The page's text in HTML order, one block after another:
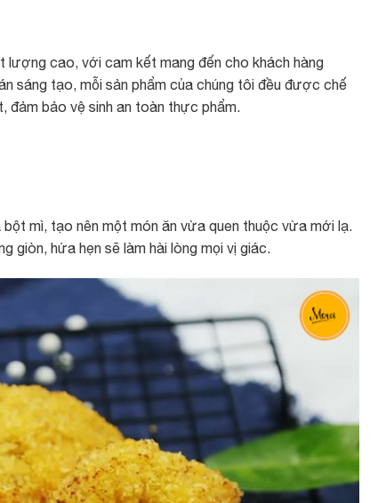
cao, với cam kết mang đến cho khách hàng
sáng tạo, mỗi sản phẩm của chúng tôi đều được chế
đảm bảo vệ sinh an toàn thực phẩm.
mì, tạo nên một món ăn vừa quen thuộc vừa mới lạ.
giòn, hứa hẹn sẽ làm hài lòng mọi vị giác.